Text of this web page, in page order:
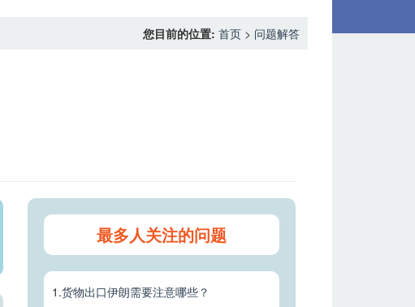
您目前的位置: 首页 > 问题解答
最多人关注的问题
1.货物出口伊朗需要注意哪些？